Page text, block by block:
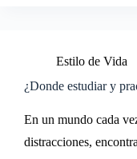
Estilo de Vida
¿Donde estudiar y
En un mundo cada
distracciones,